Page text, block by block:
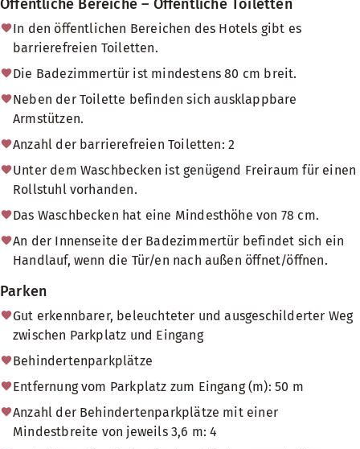
Öffentliche Bereiche – Öffentliche Toiletten
In den öffentlichen Bereichen des Hotels gibt es
barrierefreien Toiletten.
Die Badezimmertür ist mindestens 80 cm breit.
Neben der Toilette befinden sich ausklappbare
Armstützen.
Anzahl der barrierefreien Toiletten: 2
Unter dem Waschbecken ist genügend Freiraum für einen
Rollstuhl vorhanden.
Das Waschbecken hat eine Mindesthöhe von 78 cm.
An der Innenseite der Badezimmertür befindet sich ein
Handlauf, wenn die Tür/en nach außen öffnet/öffnen.
Parken
Gut erkennbarer, beleuchteter und ausgeschilderter Weg
zwischen Parkplatz und Eingang
Behindertenparkplätze
Entfernung vom Parkplatz zum Eingang (m): 50 m
Anzahl der Behindertenparkplätze mit einer
Mindestbreite von jeweils 3,6 m: 4